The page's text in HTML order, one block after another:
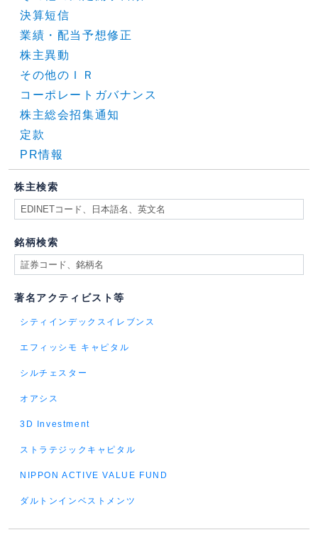
決算短信
業績・配当予想修正
株主異動
その他のＩＲ
コーポレートガバナンス
株主総会招集通知
定款
PR情報
株主検索
銘柄検索
著名アクティビスト等
シティインデックスイレブンス
エフィッシモ キャピタル
シルチェスター
オアシス
3D Investment
ストラテジックキャピタル
NIPPON ACTIVE VALUE FUND
ダルトンインベストメンツ